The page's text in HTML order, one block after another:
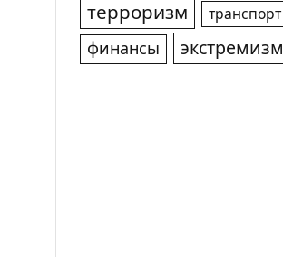
терроризм транспорт
финансы экстремизм